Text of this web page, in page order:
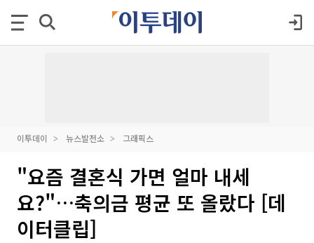
이투데이 뉴스발전소 그래픽스
"요즘 결혼식 가면 얼마 내세
요?"…축의금 평균 또 올랐다 [데
이터클립]